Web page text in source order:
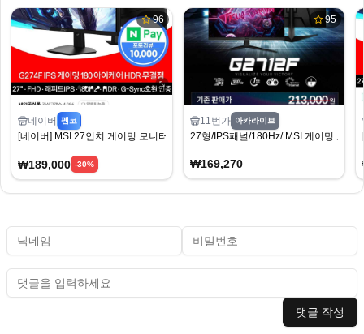
96
네이버 펨코
[네이버] MSI 27인치 게이밍 모니터 G274F 180Hz FHD (189,000원) (무료)
₩189,000 -30%
95
11번가 아카라이브
27형/IPS패널/180Hz/ MSI 게이밍 모니
₩169,270
댓글 작성